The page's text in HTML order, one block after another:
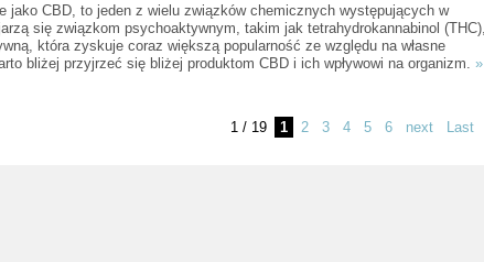
jako CBD, to jeden z wielu związków chemicznych występujących w
się związkom psychoaktywnym, takim jak tetrahydrokannabinol (THC),
która zyskuje coraz większą popularność ze względu na własne
bliżej przyjrzeć się bliżej produktom CBD i ich wpływowi na organizm. »
1 / 19 1 2 3 4 5 6 next Last